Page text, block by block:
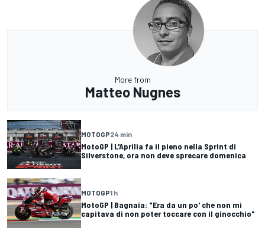
More from
Matteo Nugnes
MOTOGP24 min
MotoGP | L'Aprilia fa il pieno nella Sprint di
Silverstone, ora non deve sprecare domenica
MOTOGP1 h
MotoGP | Bagnaia: "Era da un po' che non mi
capitava di non poter toccare con il ginocchio"